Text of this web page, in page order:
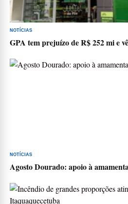
NOTÍCIAS
GPA tem prejuízo de R$ 252 mi e
NOTÍCIAS
Agosto Dourado: apoio à